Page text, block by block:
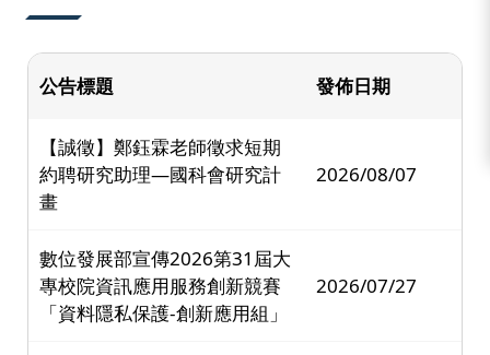
公告標題 發佈日期
【誠徵】鄭鈺霖老師徵求短期
約聘研究助理—國科會研究計
畫
2026/08/07
數位發展部宣傳2026第31屆大
專校院資訊應用服務創新競賽
「資料隱私保護-創新應用組」
2026/07/27